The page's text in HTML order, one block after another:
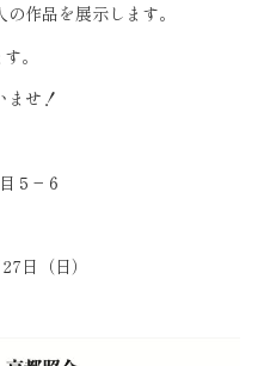
作品を展示します。
。
ませ！
５ − ６
27 日（日）